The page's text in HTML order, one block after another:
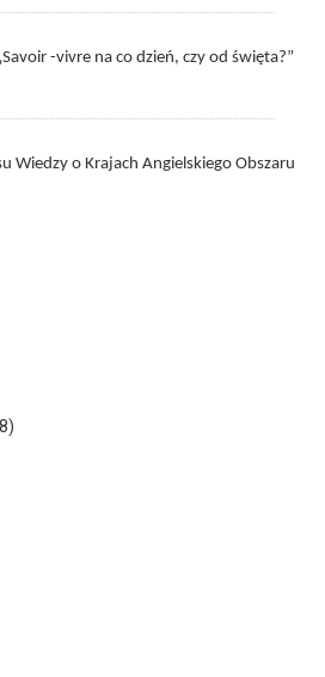
-vivre na co dzień, czy od święta?”
Wiedzy o Krajach Angielskiego Obszaru